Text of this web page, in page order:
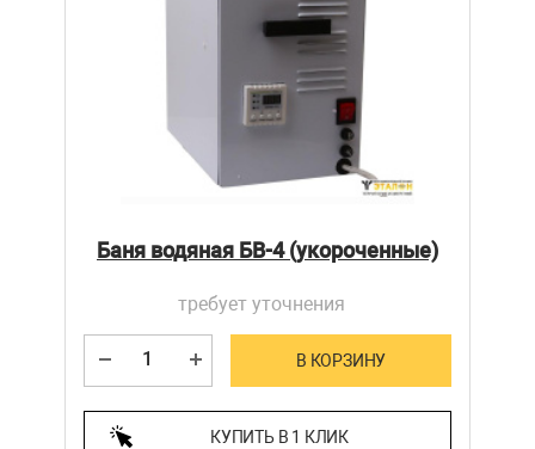
Баня водяная БВ-4 (укороченные)
требует уточнения
В КОРЗИНУ
КУПИТЬ В 1 КЛИК